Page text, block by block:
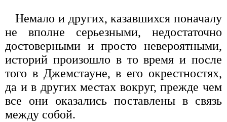
Немало и других, казавшихся поначалу
не вполне серьезными, недостаточно
достоверными и просто невероятными,
историй произошло в то время и после
того в Джемстауне, в его окрестностях,
да и в других местах вокруг, прежде чем
все они оказались поставлены в связь
между собой.